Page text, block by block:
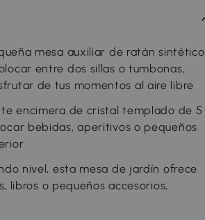
mesa auxiliar de ratán sintético
entre dos sillas o tumbonas,
de tus momentos al aire libre
encimera de cristal templado de 5
bebidas, aperitivos o pequeños
nivel, esta mesa de jardín ofrece
libros o pequeños accesorios,